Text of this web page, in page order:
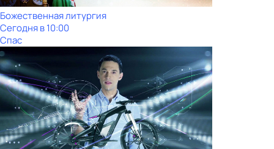
Божественная литургия
Сегодня в 10:00
Спас